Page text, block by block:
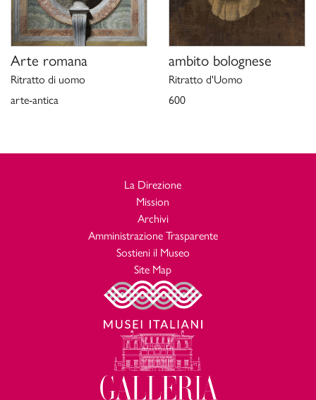
Arte romana
Ritratto di uomo
arte-antica
ambito bolognese
Ritratto d'Uomo
600
La Direzione
Mission
Archivi
Amministrazione Trasparente
Sostieni il Museo
Site Map